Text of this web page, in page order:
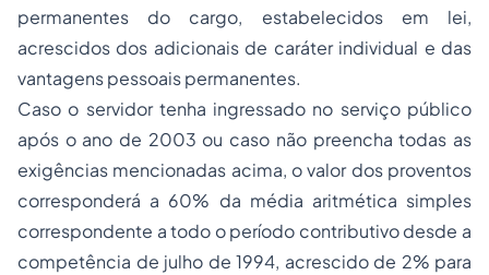
permanentes do cargo, estabelecidos em lei,
acrescidos dos adicionais de caráter individual e das
vantagens pessoais permanentes.
Caso o servidor tenha ingressado no serviço público
após o ano de 2003 ou caso não preencha todas as
exigências mencionadas acima, o valor dos proventos
corresponderá a 60% da média aritmética simples
correspondente a todo o período contributivo desde a
competência de julho de 1994, acrescido de 2% para